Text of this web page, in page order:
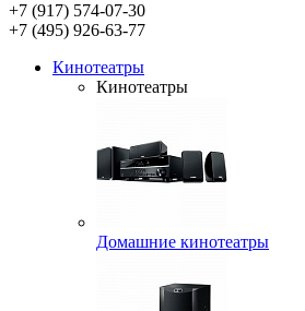
+7 (917) 574-07-30
+7 (495) 926-63-77
Кинотеатры
Кинотеатры
Домашние кинотеатры